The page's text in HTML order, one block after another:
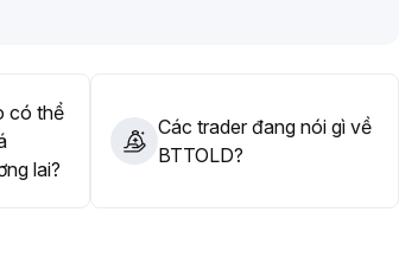
có thể
lai?
Các trader đang nói gì về
BTTOLD?